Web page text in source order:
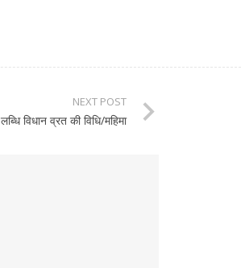
NEXT POST
लब्धि विधान व्रत की विधि/महिमा